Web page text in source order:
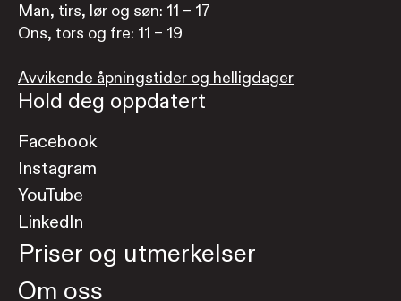
Man, tirs, lør og søn: 11 – 17
Ons, tors og fre: 11 – 19
Avvikende åpningstider og helligdager
Hold deg oppdatert
Facebook
Instagram
YouTube
LinkedIn
Priser og utmerkelser
Om oss